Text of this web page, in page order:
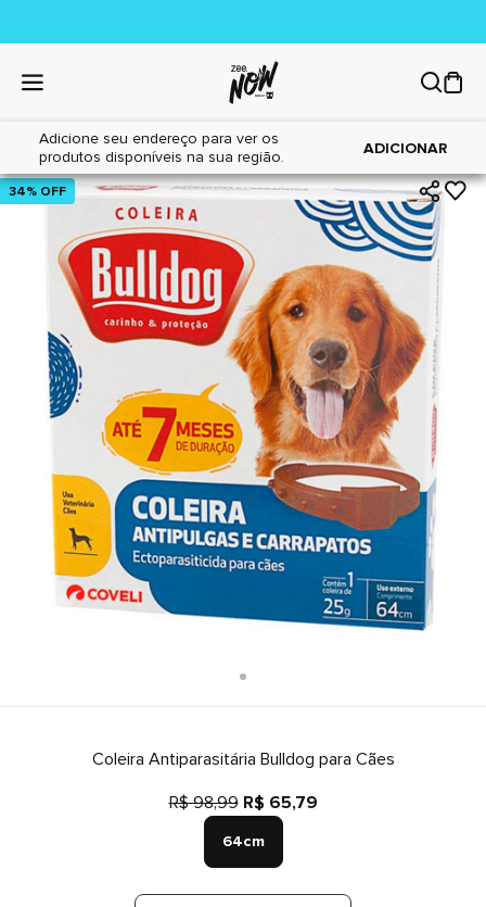
Adicione seu endereço para ver os
produtos disponíveis na sua região.
ADICIONAR
Home|Cães|Farmácia
34% OFF
Coleira Antiparasitária Bulldog para Cães
R$ 98,99 R$ 65,79
64cm